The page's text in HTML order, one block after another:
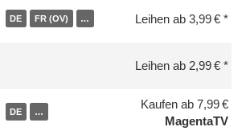
DE FR (OV) … Leihen ab 3,99 €
Leihen ab 2,99 €
DE …
Kaufen ab 7,99 €
MagentaTV